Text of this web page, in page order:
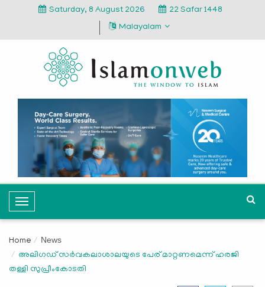
Saturday, 8 August 2026
22 Safar 1448
Malayalam
T
o
g
l
e
Home News
അലിഗഡ് സര്‍വകലാശാലയുടെ പേര് മാറ്റണമെന്ന് ഹരജി
തള്ളി സുപ്രീംകോടതി